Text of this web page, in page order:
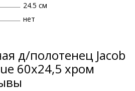
24.5 см
нет
д/полотенец Jacob
60х24,5 хром